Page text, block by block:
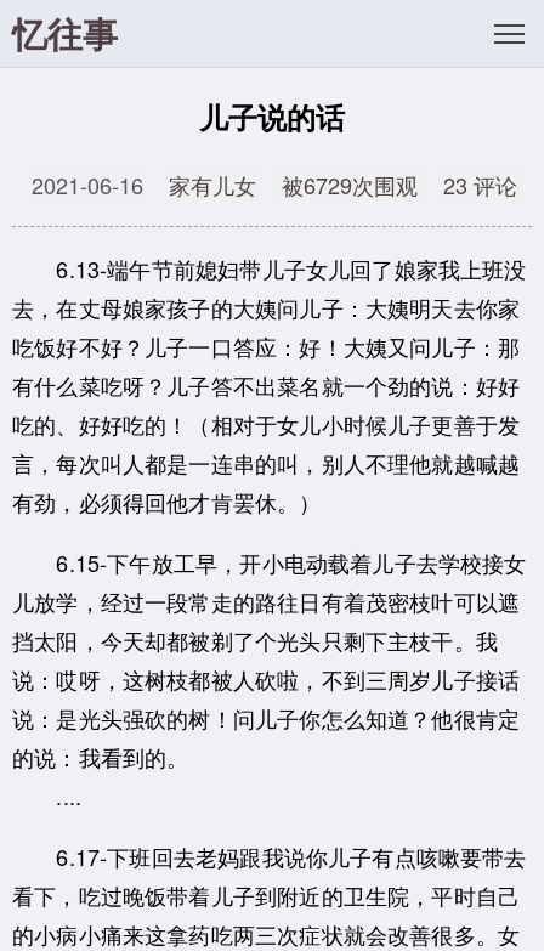
忆往事
儿子说的话
2021-06-16 家有儿女 被6729次围观 23 评论
6.13-端午节前媳妇带儿子女儿回了娘家我上班没
去，在丈母娘家孩子的大姨问儿子：大姨明天去你家
吃饭好不好？儿子一口答应：好！大姨又问儿子：那
有什么菜吃呀？儿子答不出菜名就一个劲的说：好好
吃的、好好吃的！（相对于女儿小时候儿子更善于发
言，每次叫人都是一连串的叫，别人不理他就越喊越
有劲，必须得回他才肯罢休。）
6.15-下午放工早，开小电动载着儿子去学校接女
儿放学，经过一段常走的路往日有着茂密枝叶可以遮
挡太阳，今天却都被剃了个光头只剩下主枝干。我
说：哎呀，这树枝都被人砍啦，不到三周岁儿子接话
说：是光头强砍的树！问儿子你怎么知道？他很肯定
的说：我看到的。
....
6.17-下班回去老妈跟我说你儿子有点咳嗽要带去
看下，吃过晚饭带着儿子到附近的卫生院，平时自己
的小病小痛来这拿药吃两三次症状就会改善很多。女